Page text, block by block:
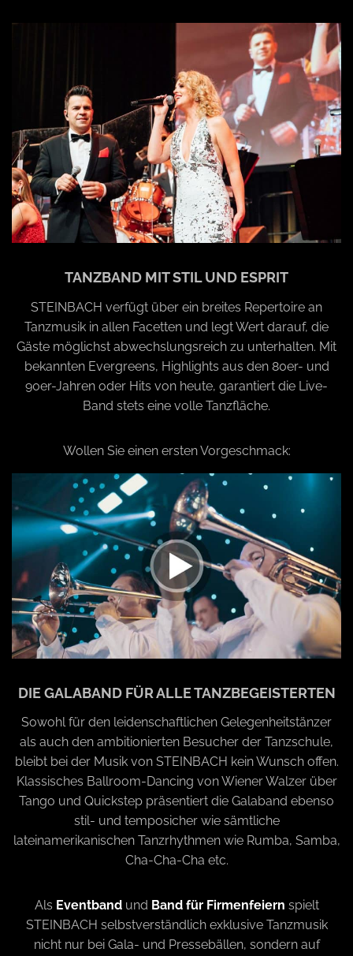
TANZBAND MIT STIL UND ESPRIT
STEINBACH verfügt über ein breites Repertoire an
Tanzmusik in allen Facetten und legt Wert darauf, die
Gäste möglichst abwechslungsreich zu unterhalten. Mit
bekannten Evergreens, Highlights aus den 80er- und
90er-Jahren oder Hits von heute, garantiert die Live-
Band stets eine volle Tanzfläche.
Wollen Sie einen ersten Vorgeschmack:
DIE GALABAND FÜR ALLE TANZBEGEISTERTEN
Sowohl für den leidenschaftlichen Gelegenheitstänzer
als auch den ambitionierten Besucher der Tanzschule,
bleibt bei der Musik von STEINBACH kein Wunsch offen.
Klassisches Ballroom-Dancing von Wiener Walzer über
Tango und Quickstep präsentiert die Galaband ebenso
stil- und temposicher wie sämtliche
lateinamerikanischen Tanzrhythmen wie Rumba, Samba,
Cha-Cha-Cha etc.
Als Eventbandund Band für Firmenfeiern spielt
STEINBACH selbstverständlich exklusive Tanzmusik
nicht nur bei Gala- und Pressebällen, sondern auf